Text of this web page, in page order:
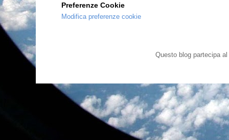
Preferenze Cookie
Modifica preferenze cookie
Questo blog partecipa